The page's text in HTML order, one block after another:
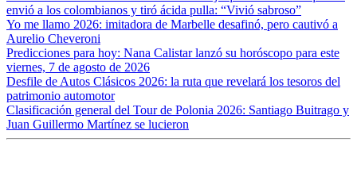
envió a los colombianos y tiró ácida pulla: “Vivió sabroso”
Yo me llamo 2026: imitadora de Marbelle desafinó, pero cautivó a
Aurelio Cheveroni
Predicciones para hoy: Nana Calistar lanzó su horóscopo para este
viernes, 7 de agosto de 2026
Desfile de Autos Clásicos 2026: la ruta que revelará los tesoros del
patrimonio automotor
Clasificación general del Tour de Polonia 2026: Santiago Buitrago y
Juan Guillermo Martínez se lucieron